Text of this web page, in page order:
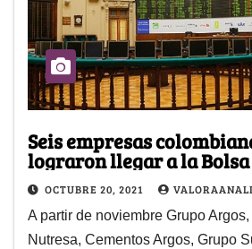
Seis empresas
lograron llegar a la
OCTUBRE 20, 2021
A partir de noviembre Grupo
Nutresa, Cementos Argos, Grupo